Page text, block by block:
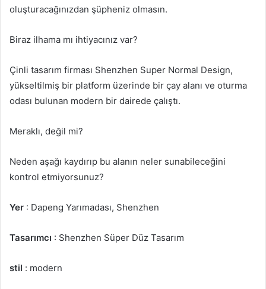
oluşturacağınızdan şüpheniz olmasın.
Biraz ilhama mı ihtiyacınız var?
Çinli tasarım firması Shenzhen Super Normal Design,
yükseltilmiş bir platform üzerinde bir çay alanı ve oturma
odası bulunan modern bir dairede çalıştı.
Meraklı, değil mi?
Neden aşağı kaydırıp bu alanın neler sunabileceğini
kontrol etmiyorsunuz?
Yer : Dapeng Yarımadası, Shenzhen
Tasarımcı : Shenzhen Süper Düz Tasarım
stil : modern